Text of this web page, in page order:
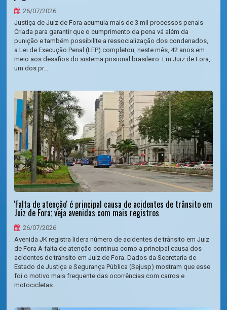
26/07/2026
Justiça de Juiz de Fora acumula mais de 3 mil processos penais
Criada para garantir que o cumprimento da pena vá além da
punição e também possibilite a ressocialização dos condenados,
a Lei de Execução Penal (LEP) completou, neste mês, 42 anos em
meio aos desafios do sistema prisional brasileiro. Em Juiz de Fora,
um dos pr...
'Falta de atenção' é principal causa de acidentes de trânsito em
Juiz de Fora; veja avenidas com mais registros
26/07/2026
Avenida JK registra lidera número de acidentes de trânsito em Juiz
de Fora A falta de atenção continua como a principal causa dos
acidentes de trânsito em Juiz de Fora. Dados da Secretaria de
Estado de Justiça e Segurança Pública (Sejusp) mostram que esse
foi o motivo mais frequente das ocorrências com carros e
motocicletas...